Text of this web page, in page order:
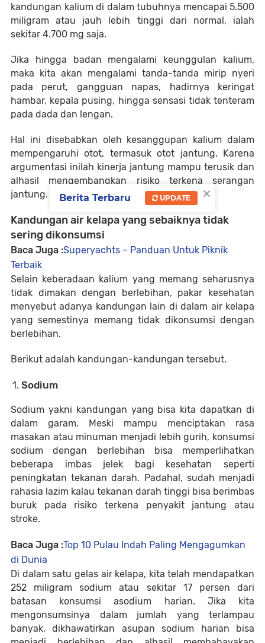
kandungan kalium di dalam tubuhnya mencapai 5.500
miligram atau jauh lebih tinggi dari normal, ialah
sekitar 4.700 mg saja.
Jika hingga badan mengalami keunggulan kalium,
maka kita akan mengalami tanda-tanda mirip nyeri
pada perut, gangguan napas, hadirnya keringat
hambar, kepala pusing, hingga sensasi tidak tenteram
pada dada dan lengan.
Hal ini disebabkan oleh kesanggupan kalium dalam
mempengaruhi otot, termasuk otot jantung. Karena
argumentasi inilah kinerja jantung mampu terusik dan
alhasil mengembangkan risiko terkena serangan
jantung.
Kandungan air kelapa yang sebaiknya tidak
sering dikonsumsi
Baca Juga :Superyachts – Panduan Untuk Piknik
Terbaik
Selain keberadaan kalium yang memang seharusnya
tidak dimakan dengan berlebihan, pakar kesehatan
menyebut adanya kandungan lain di dalam air kelapa
yang semestinya memang tidak dikonsumsi dengan
berlebihan.
Berikut adalah kandungan-kandungan tersebut.
Sodium
Sodium yakni kandungan yang bisa kita dapatkan di
dalam garam. Meski mampu menciptakan rasa
masakan atau minuman menjadi lebih gurih, konsumsi
sodium dengan berlebihan bisa memperlihatkan
beberapa imbas jelek bagi kesehatan seperti
peningkatan tekanan darah. Padahal, sudah menjadi
rahasia lazim kalau tekanan darah tinggi bisa berimbas
buruk pada risiko terkena penyakit jantung atau
stroke.
Baca Juga :Top 10 Pulau Indah Paling Mengagumkan
di Dunia
Di dalam satu gelas air kelapa, kita telah mendapatkan
252 miligram sodium atau sekitar 17 persen dari
batasan konsumsi asodium harian. Jika kita
mengonsumsinya dalam jumlah yang terlampau
banyak, dikhawatirkan asupan sodium harian bisa
×
Berita Terbaru UPDATE